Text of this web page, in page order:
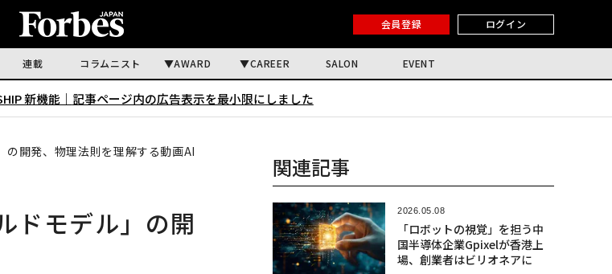
会員登録 ログイン
連載 コラムニスト AWARD CAREER SALON EVENT
新機能｜ 記事ページ内の広告表示を最小限にしました
開発、物理法則を理解する動画AI
ドモデル」の開
関連記事
2026.05.08
「ロボットの視覚」を担う中
国半導体企業Gpixelが香港上
場、創業者はビリオネアに